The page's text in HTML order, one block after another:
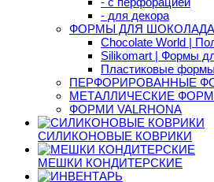
- для декора
ФОРМЫ ДЛЯ ШОКОЛАДА
Chocolate World |
Silikomart | Формы
Пластиковые
ПЕРФОРИРОВАННЫЕ
МЕТАЛЛИЧЕСКИЕ
ФОРМИ VALRHONA
СИЛИКОНОВЫЕ КОВРИКИ
МЕШКИ КОНДИТЕРСКИЕ